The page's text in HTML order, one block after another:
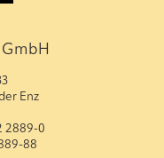
Enz
2889-0
88